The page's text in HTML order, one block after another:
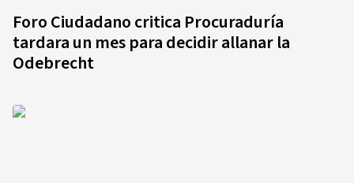
Foro Ciudadano critica Procuraduría
tardara un mes para decidir allanar la
Odebrecht